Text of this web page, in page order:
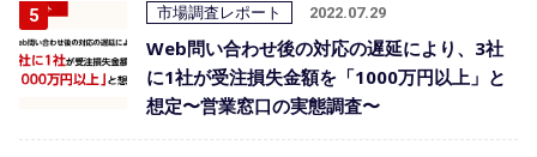
市場調査レポート 2022.07.29
Web問い合わせ後の対応の遅延により、3社
に1社が受注損失金額を「1000万円以上」と
想定〜営業窓口の実態調査〜